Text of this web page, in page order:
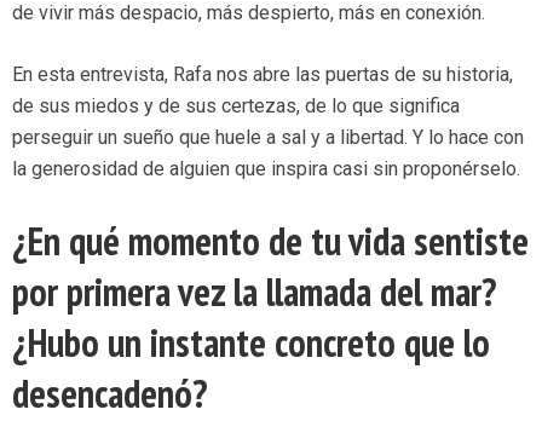
de vivir más despacio, más despierto, más en conexión.
En esta entrevista, Rafa nos abre las puertas de su historia,
de sus miedos y de sus certezas, de lo que significa
perseguir un sueño que huele a sal y a libertad. Y lo hace con
la generosidad de alguien que inspira casi sin proponérselo.
¿En qué momento de tu vida sentiste
por primera vez la llamada del mar?
¿Hubo un instante concreto que lo
desencadenó?